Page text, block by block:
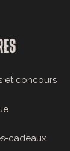
et concours
cadeaux